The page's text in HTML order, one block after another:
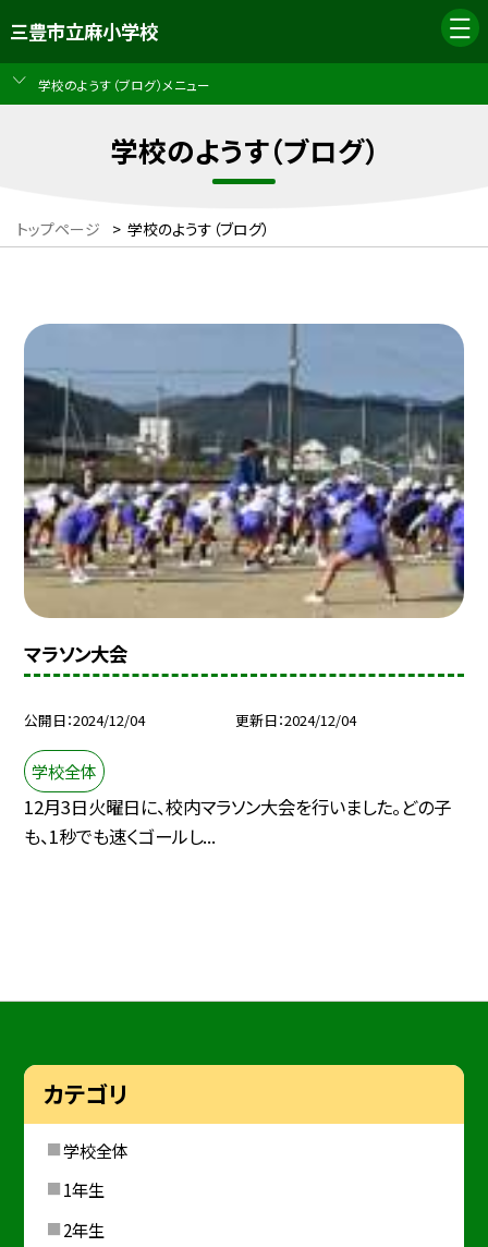
三豊市立麻小学校
学校のようす（ブログ）メニュー
学校のようす（ブログ）
トップページ > 学校のようす（ブログ）
マラソン大会
公開日 2024/12/04 更新日 2024/12/04
学校全体
12月3日火曜日に、校内マラソン大会を行いました。どの子
も、1秒でも速くゴールし...
カテゴリ
学校全体
1年生
2年生